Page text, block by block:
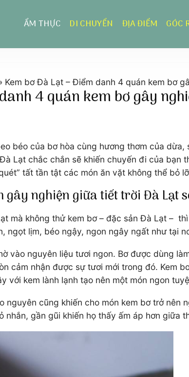
ẨM THỰC DI CHUYỂN ĐỊA ĐIỂM GÓC
Kem bơ Đà Lạt – Điểm danh 4 quán kem bơ
4 quán kem bơ gây
béo của bơ hòa cùng hương thơm của
Lạt chắc chắn sẽ khiến chuyến đi của
tất tần tật các món ăn vặt không thể bỏ
gây nghiện giữa tiết trời Đà Lạt
mà không thử kem bơ – đặc sản Đà Lạt –
ngọt lịm, béo ngậy, ngon ngây ngất như tại
vào nguyên liệu tươi ngon. Bơ được dùng
cảm nhận được sự tươi mới trong đó. Kem
với kem lành lạnh tạo nên một món ngon
nguyên cũng khiến cho món kem bơ trở
gần gũi khiến họ thấy ấm áp hơn giữa